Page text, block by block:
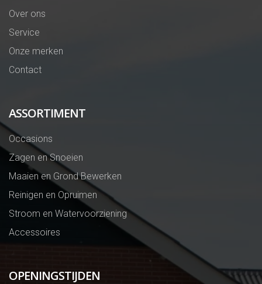
Over ons
Service
Onze merken
Contact
ASSORTIMENT
Occasions
Zagen en Snoeien
Maaien en Grond Bewerken
Reinigen en Opruimen
Stroom en Watervoorziening
Accessoires
OPENINGSTIJDEN